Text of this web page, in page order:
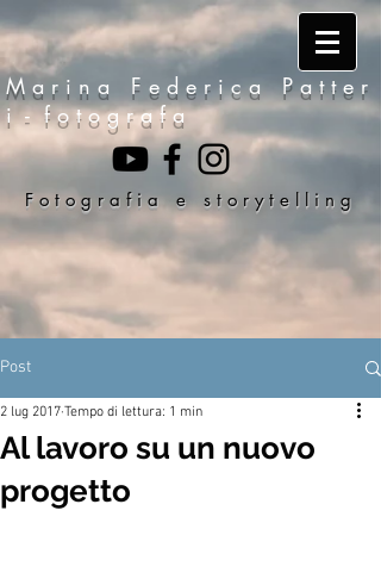
M a r i n a F e d e r i c a P a t t e r
i - f o t o g r a f a
F o t o g r a f i a e s t o r y t e l l i n g
Post
Al lavoro su un nuovo
progetto
2 lug 2017 Tempo di lettura: 1 min